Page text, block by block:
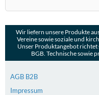
Wir liefern unsere Produkte
Vereine sowie soziale und
Unser Produktangebot richtet
BGB. Technische sowie
AGB B2B
Impressum